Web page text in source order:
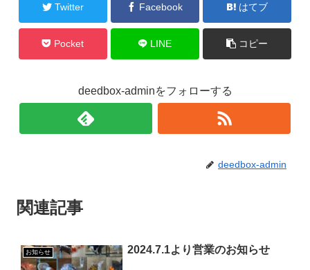
Twitter Facebook はてブ
Pocket LINE コピー
deedbox-adminをフォローする
deedbox-admin
関連記事
お知らせ 2024.7.1より営業のお知らせ